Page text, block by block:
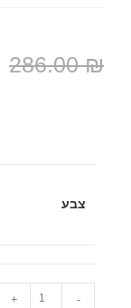
286.00₪
צבע
-
+